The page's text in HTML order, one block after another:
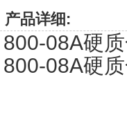
产品详细:
800-08A硬
800-08A硬